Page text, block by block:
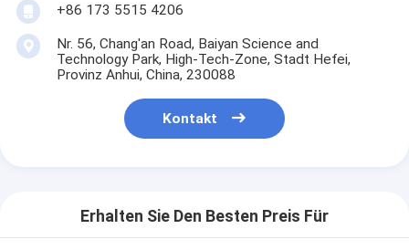
+86 173 5515 4206
Nr. 56, Chang'an Road, Baiyan Science and
Technology Park, High-Tech-Zone, Stadt Hefei,
Provinz Anhui, China, 230088
Kontakt
Erhalten Sie Den Besten Preis Für